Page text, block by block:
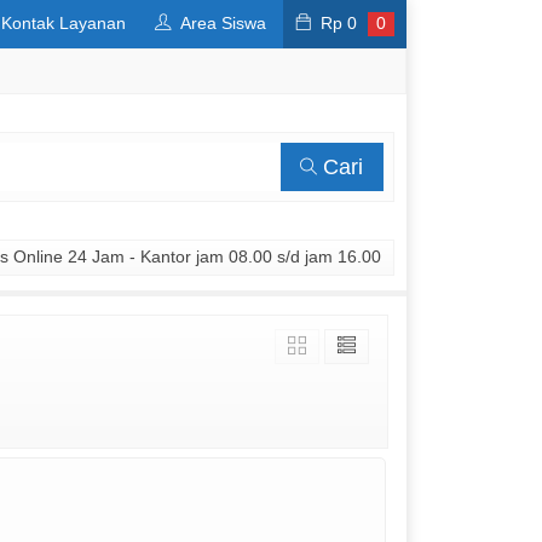
Layanan Area Siswa Rp 0 0
Cari
Online 24 Jam - Kantor jam 08.00 s/d jam 16.00